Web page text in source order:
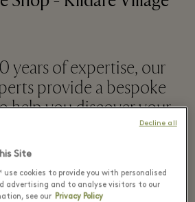
years of expertise, our
provide a bespoke
help you discover your
더 알아보기
Site
use cookies to provide you with personalised
advertising and to analyse visitors to our
see our Privacy Policy
Decline all